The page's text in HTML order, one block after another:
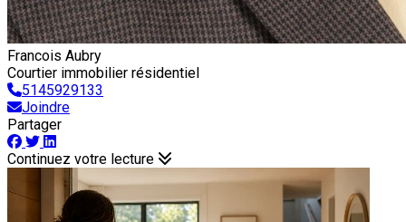
Francois Aubry
Courtier immobilier résidentiel
5145929133
Joindre
Partager
Continuez votre lecture